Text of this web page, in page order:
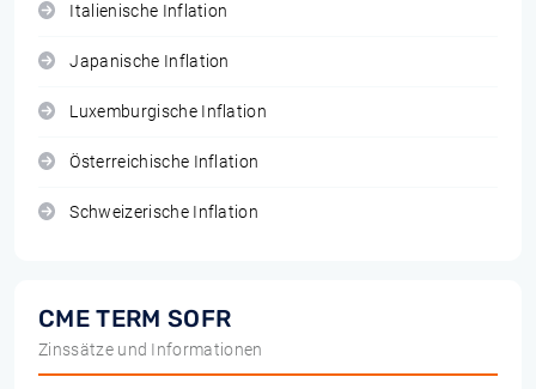
Italienische Inflation
Japanische Inflation
Luxemburgische Inflation
Österreichische Inflation
Schweizerische Inflation
CME TERM SOFR
Zinssätze und Informationen